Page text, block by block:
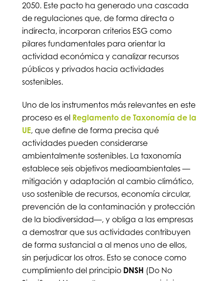
2050. Este pacto ha generado una cascada
de regulaciones que, de forma directa o
indirecta, incorporan criterios ESG como
pilares fundamentales para orientar la
actividad económica y canalizar recursos
públicos y privados hacia actividades
sostenibles.
Uno de los instrumentos más relevantes en este
proceso es el Reglamento de Taxonomía de la
UE, que define de forma precisa qué
actividades pueden considerarse
ambientalmente sostenibles. La taxonomía
establece seis objetivos medioambientales —
mitigación y adaptación al cambio climático,
uso sostenible de recursos, economía circular,
prevención de la contaminación y protección
de la biodiversidad—, y obliga a las empresas
a demostrar que sus actividades contribuyen
de forma sustancial a al menos uno de ellos,
sin perjudicar los otros. Esto se conoce como
cumplimiento del principio DNSH (Do No